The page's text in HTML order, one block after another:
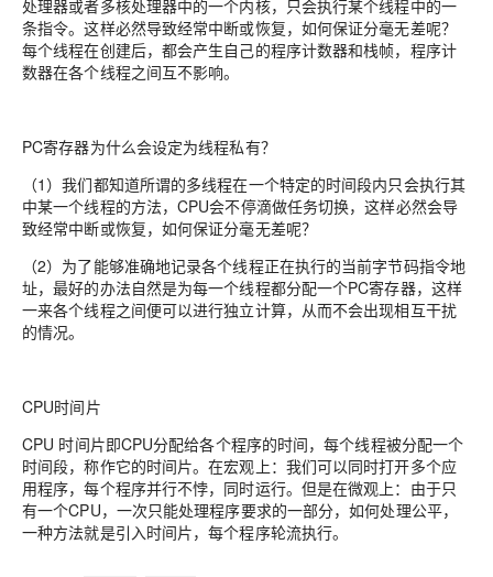
处理器或者多核处理器中的一个内核，只会执行某个线程中的一
条指令。这样必然导致经常中断或恢复，如何保证分毫无差呢？
每个线程在创建后，都会产生自己的程序计数器和栈帧，程序计
数器在各个线程之间互不影响。
PC寄存器为什么会设定为线程私有？
（1）我们都知道所谓的多线程在一个特定的时间段内只会执行其
中某一个线程的方法，CPU会不停滴做任务切换，这样必然会导
致经常中断或恢复，如何保证分毫无差呢？
（2）为了能够准确地记录各个线程正在执行的当前字节码指令地
址，最好的办法自然是为每一个线程都分配一个PC寄存器，这样
一来各个线程之间便可以进行独立计算，从而不会出现相互干扰
的情况。
CPU时间片
CPU 时间片即CPU分配给各个程序的时间，每个线程被分配一个
时间段，称作它的时间片。在宏观上：我们可以同时打开多个应
用程序，每个程序并行不悖，同时运行。但是在微观上：由于只
有一个CPU，一次只能处理程序要求的一部分，如何处理公平，
一种方法就是引入时间片，每个程序轮流执行。